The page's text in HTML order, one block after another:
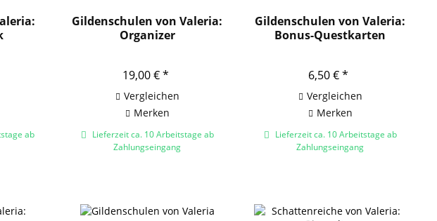
ab
Gildenschulen von Valeria:
Organizer
19,00 € *
Vergleichen
Merken
Lieferzeit ca. 10 Arbeitstage ab
Zahlungseingang
Gildenschulen von Valeria:
Bonus-Questkarten
6,50 € *
Vergleichen
Merken
Lieferzeit ca. 10 Arbeitstage ab
Zahlungseingang